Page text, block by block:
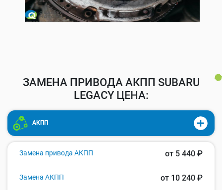
ЗАМЕНА ПРИВОДА АКПП SUBARU
LEGACY ЦЕНА:
АКПП
Замена привода АКПП от 5 440 ₽
Замена АКПП от 10 240 ₽